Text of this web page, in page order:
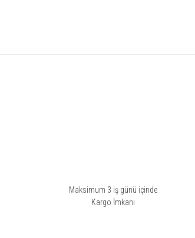
Maksimum 3 iş günü içinde
Kargo İmkanı